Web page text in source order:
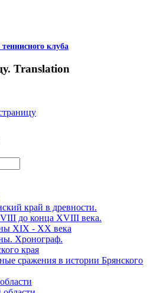
клуба
Translation
край в древности.
VIII до конца XVIII века.
XIX - XX века
Хронограф.
края
сражения в истории Брянского